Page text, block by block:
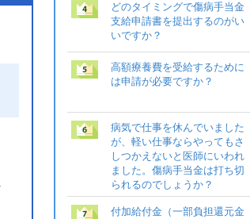
どのタイミングで傷病手当金
支給申請書を提出するのがい
いですか？
高額療養費を受給するために
は申請が必要ですか？
病気で仕事を休んでいました
が、軽い仕事ならやってもさ
しつかえないと医師にいわれ
ました。傷病手当金は打ち切
られるのでしょうか？
付加給付金（一部負担還元金